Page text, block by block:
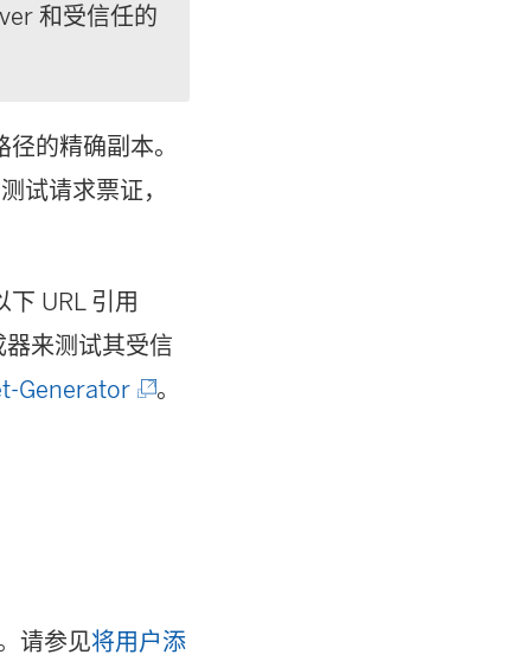
和受信任的
的精确副本。
试请求票证，
URL 引用
来测试其受信
Generator(
口
。
请参见将用户添